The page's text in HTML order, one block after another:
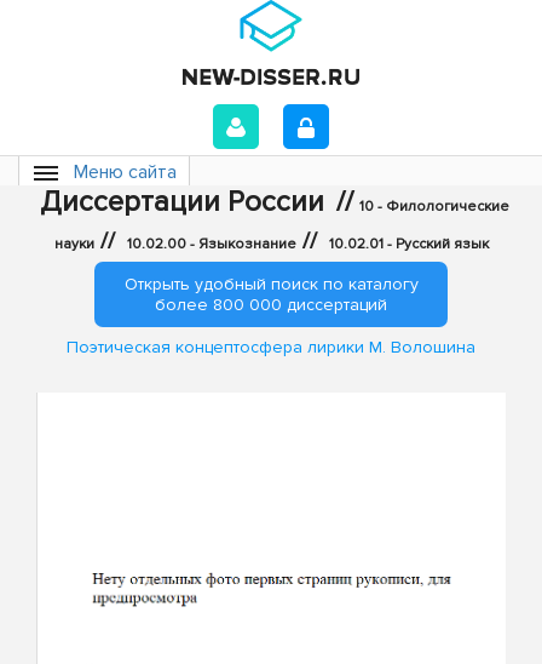
Меню сайта
Диссертации России // 10 - Филологические
науки // 10.02.00 - Языкознание // 10.02.01 - Русский язык
Открыть удобный поиск по каталогу
более 800 000 диссертаций
Поэтическая концептосфера лирики М. Волошина